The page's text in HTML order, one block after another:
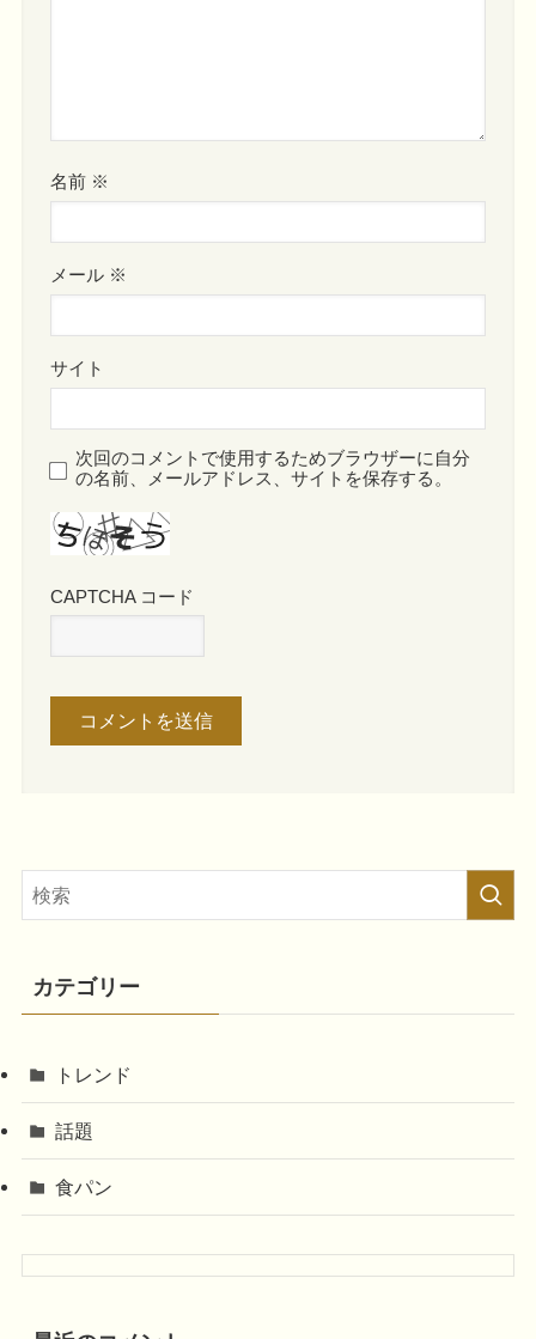
名前 ※
メール ※
サイト
次回のコメントで使用するためブラウザーに自分
の名前、メールアドレス、サイトを保存する。
CAPTCHA コード
カテゴリー
トレンド
話題
食パン